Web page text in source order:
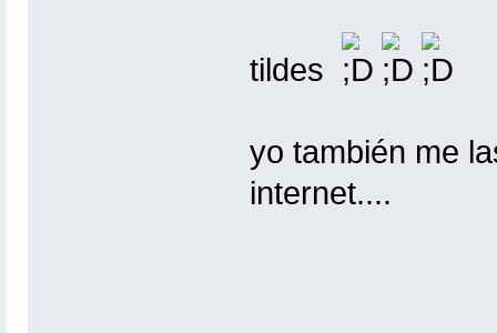
tildes
yo también me
internet....